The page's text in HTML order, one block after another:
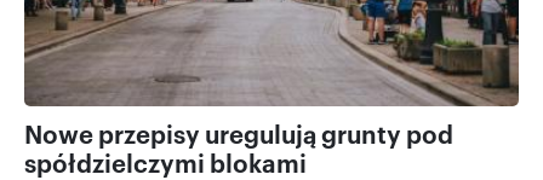
Nowe przepisy uregulują grunty pod
spółdzielczymi blokami